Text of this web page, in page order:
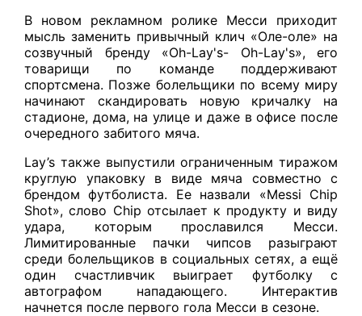
В новом рекламном ролике Месси приходит
мысль заменить привычный клич «Оле-оле» на
созвучный бренду «Oh-Lay's- Oh-Lay's», его
товарищи по команде поддерживают
спортсмена. Позже болельщики по всему миру
начинают скандировать новую кричалку на
стадионе, дома, на улице и даже в офисе после
очередного забитого мяча.
Lay’s также выпустили ограниченным тиражом
круглую упаковку в виде мяча совместно с
брендом футболиста. Ее назвали «Messi Chip
Shot», слово Chip отсылает к продукту и виду
удара, которым прославился Месси.
Лимитированные пачки чипсов разыграют
среди болельщиков в социальных сетях, а ещё
один счастливчик выиграет футболку с
автографом нападающего. Интерактив
начнется после первого гола Месси в сезоне.